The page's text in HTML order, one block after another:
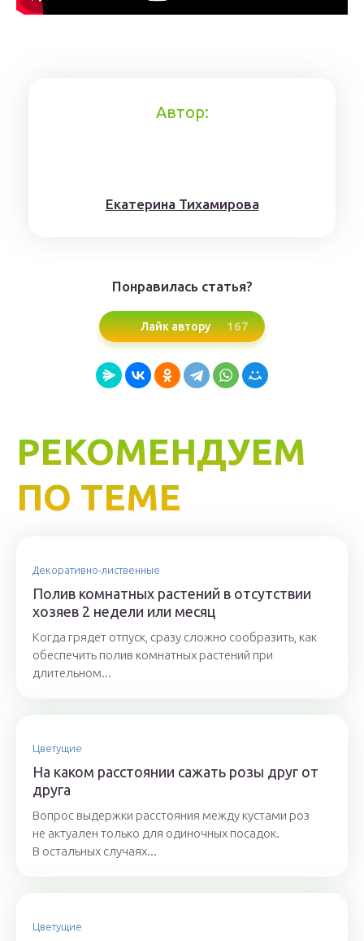
Автор:
Eкaтерина Тихaмировa
Понравилась статья?
Лайк автору 167
РЕКОМЕНДУЕМ
ПО ТЕМЕ
Декоративно-лиственные
Полив комнатных растений в отсутствии
хозяев 2 недели или месяц
Когда грядет отпуск, сразу сложно сообразить, как
обеспечить полив комнатных растений при
длительном...
Цветущие
На каком расстоянии сажать розы друг от
друга
Вопрос выдержки расстояния между кустами роз
не актуален только для одиночных посадок.
В остальных случаях...
Цветущие